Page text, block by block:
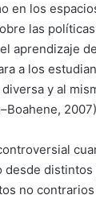
en los
las
aprendizaje
a los
y al
distintos
no contrarios